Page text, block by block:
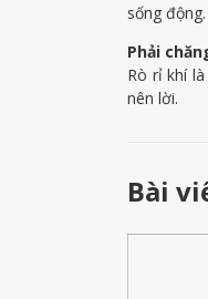
sống
Phải
Rò rỉ khí
nên lời.
Bài